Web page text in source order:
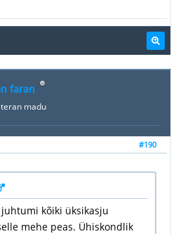
faran
madu
#190
kõiki üksikasju
mehe peas. Ühiskondlik